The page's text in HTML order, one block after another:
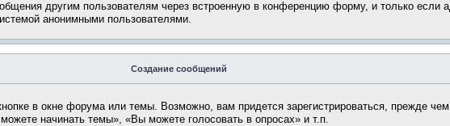
другим пользователям через встроенную в конференцию форму, и только
анонимными пользователями.
Создание сообщений
в окне форума или темы. Возможно, вам придется зарегистрироваться, прежде
начинать темы», «Вы можете голосовать в опросах» и т.п.